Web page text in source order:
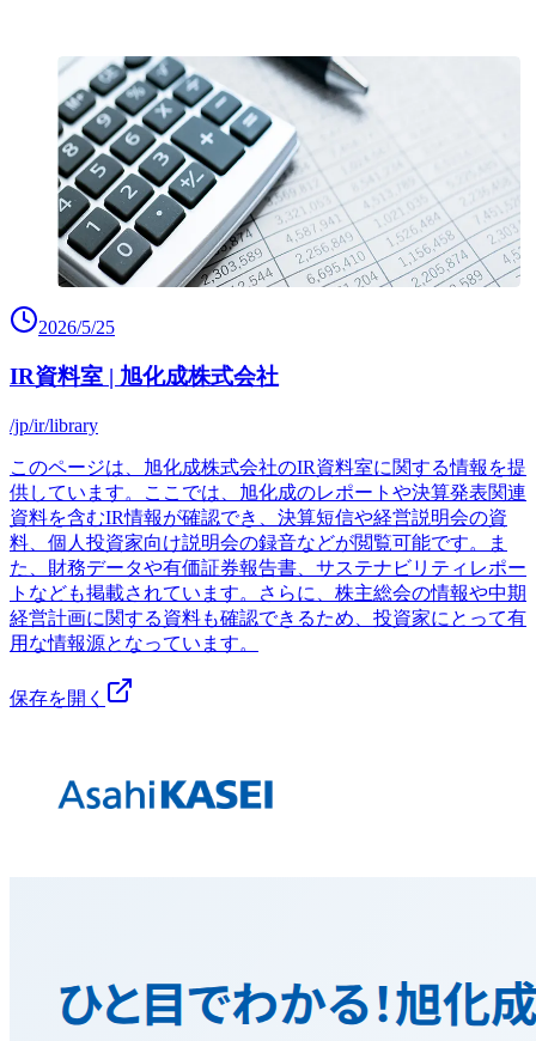
2026/5/25
IR資料室 | 旭化成株式会社
/jp/ir/library
このページは、旭化成株式会社のIR資料室に関する情報を提
供しています。ここでは、旭化成のレポートや決算発表関連
資料を含むIR情報が確認でき、決算短信や経営説明会の資
料、個人投資家向け説明会の録音などが閲覧可能です。ま
た、財務データや有価証券報告書、サステナビリティレポー
トなども掲載されています。さらに、株主総会の情報や中期
経営計画に関する資料も確認できるため、投資家にとって有
用な情報源となっています。
保存を開く